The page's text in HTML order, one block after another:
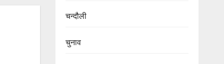
चन्दौली
चुनाव